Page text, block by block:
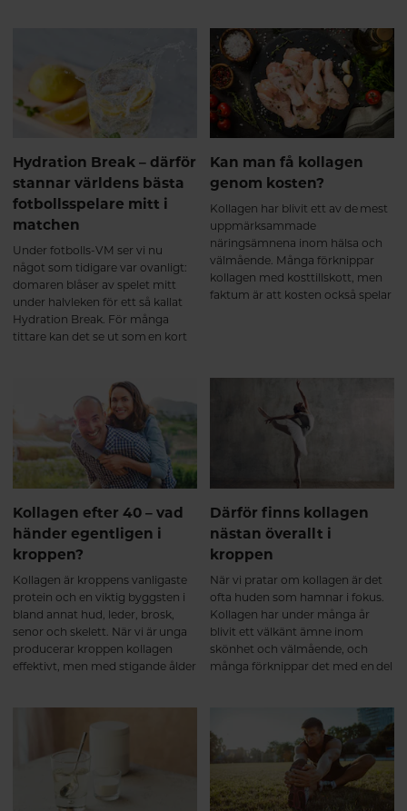
exempel i brosk, senor, ligament
och annan bindväv. De första
veckorna – kroppen börjar bygga
upp Under de första veckorna
sker förändringarna framför allt
på cellnivå. Kollagenpeptiderna
används som byggmaterial
kontinuerligt förnyas. Kroppen
omsätter ständigt kollagen, och
som glycin, prolin och
hydroxyprolin – viktiga
byggstenar i kollagenets struktur.
För de flesta märks ännu inga
tydliga skillnader, men kroppen
har påbörjat den naturliga
märka skillnad Efter ungefär 8–12
veckor börjar resultaten bli mer
påtagliga. Flera kliniska studier
visar att regelbundet intag av
kollagenpeptider kan bidra till att
stödja ledernas funktion och
minska aktivitetsrelaterad ledvärk
hos vissa personer³⁴. Många
beskriver att kroppen känns: ✔
stel efter vila ✔ bättre återhämtad
efter fysisk aktivitet Hos personer
som tränar har forskning även
visat att kollagenpeptider, i
kombination med styrketräning,
kan stödja muskelmassa och
styrkeutveckling. Detta tros
bindväven som omger och
stödjer musklerna⁵. Efter 6
månader – långsiktigt stöd för
muskler och leder Kollagen
omsätts långsamt i kroppen,
vilket gör att kontinuitet är viktig.
med kollagentillskott. Alla
kollagenprodukter är dock inte
lika kompletta.
Hydration Break – därför
stannar världens bästa
fotbollsspelare mitt i
matchen
Under fotbolls-VM ser vi nu
något som tidigare var ovanligt:
domaren blåser av spelet mitt
under halvleken för ett så kallat
Hydration Break. För många
tittare kan det se ut som en kort
verkliga anledningen är betydligt
Kan man få kollagen
genom kosten?
Kollagen har blivit ett av de mest
uppmärksammade
näringsämnena inom hälsa och
välmående. Många förknippar
kollagen med kosttillskott, men
faktum är att kosten också spelar
Kollagen efter 40 – vad
händer egentligen i
kroppen?
Kollagen är kroppens vanligaste
protein och en viktig byggsten i
bland annat hud, leder, brosk,
senor och skelett. När vi är unga
producerar kroppen kollagen
effektivt, men med stigande ålder
mer märkbara efter 40 års ålder,
då kroppens förmåga att bilda
nytt kollagen inte längre håller
samma takt som tidigare.
Därför finns kollagen
nästan överallt i
kroppen
När vi pratar om kollagen är det
ofta huden som hamnar i fokus.
Kollagen har under många år
blivit ett välkänt ämne inom
skönhet och välmående, och
många förknippar det med en del
mycket mer än så.